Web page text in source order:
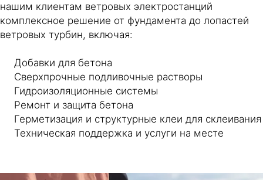
нашим клиентам ветровых электростанций
комплексное решение от фундамента до лопастей
ветровых турбин, включая:
Добавки для бетона
Сверхпрочные подливочные растворы
Гидроизоляционные системы
Ремонт и защита бетона
Герметизация и структурные клеи для склеивания
Техническая поддержка и услуги на месте